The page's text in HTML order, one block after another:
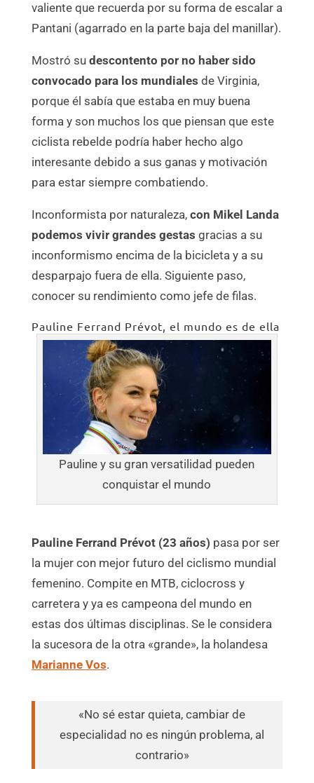
valiente que recuerda por su forma de escalar a
Pantani (agarrado en la parte baja del manillar).
Mostró su descontento por no haber sido
convocado para los mundiales de Virginia,
porque él sabía que estaba en muy buena
forma y son muchos los que piensan que este
ciclista rebelde podría haber hecho algo
interesante debido a sus ganas y motivación
para estar siempre combatiendo.
Inconformista por naturaleza, con Mikel Landa
podemos vivir grandes gestas gracias a su
inconformismo encima de la bicicleta y a su
desparpajo fuera de ella. Siguiente paso,
conocer su rendimiento como jefe de filas.
Pauline Ferrand Prévot, el mundo es de ella
Pauline y su gran versatilidad pueden
conquistar el mundo
Pauline Ferrand Prévot (23 años) pasa por ser
la mujer con mejor futuro del ciclismo mundial
femenino. Compite en MTB, ciclocross y
carretera y ya es campeona del mundo en
estas dos últimas disciplinas. Se le considera
la sucesora de la otra «grande», la holandesa
Marianne Vos.
«No sé estar quieta, cambiar de
especialidad no es ningún problema, al
contrario»